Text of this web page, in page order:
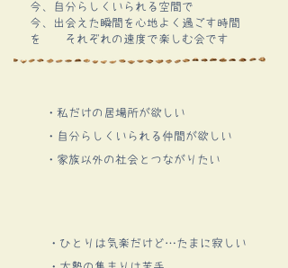
今、自分らしくいられる空間で
​今、出会えた瞬間を心地よく過ごす時間
を それぞれの速度で楽しむ会です
・私だけの居場所が欲しい​
・自分らしくいられる仲間が欲しい
​・家族以外の社会とつながりたい
・ひとりは気楽だけど…たまに寂しい